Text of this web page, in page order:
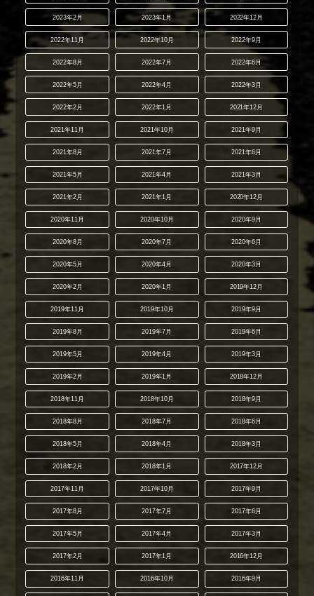
2023年2月 2023年1月 2022年12月
2022年11月 2022年10月 2022年9月
2022年8月 2022年7月 2022年6月
2022年5月 2022年4月 2022年3月
2022年2月 2022年1月 2021年12月
2021年11月 2021年10月 2021年9月
2021年8月 2021年7月 2021年6月
2021年5月 2021年4月 2021年3月
2021年2月 2021年1月 2020年12月
2020年11月 2020年10月 2020年9月
2020年8月 2020年7月 2020年6月
2020年5月 2020年4月 2020年3月
2020年2月 2020年1月 2019年12月
2019年11月 2019年10月 2019年9月
2019年8月 2019年7月 2019年6月
2019年5月 2019年4月 2019年3月
2019年2月 2019年1月 2018年12月
2018年11月 2018年10月 2018年9月
2018年8月 2018年7月 2018年6月
2018年5月 2018年4月 2018年3月
2018年2月 2018年1月 2017年12月
2017年11月 2017年10月 2017年9月
2017年8月 2017年7月 2017年6月
2017年5月 2017年4月 2017年3月
2017年2月 2017年1月 2016年12月
2016年11月 2016年10月 2016年9月